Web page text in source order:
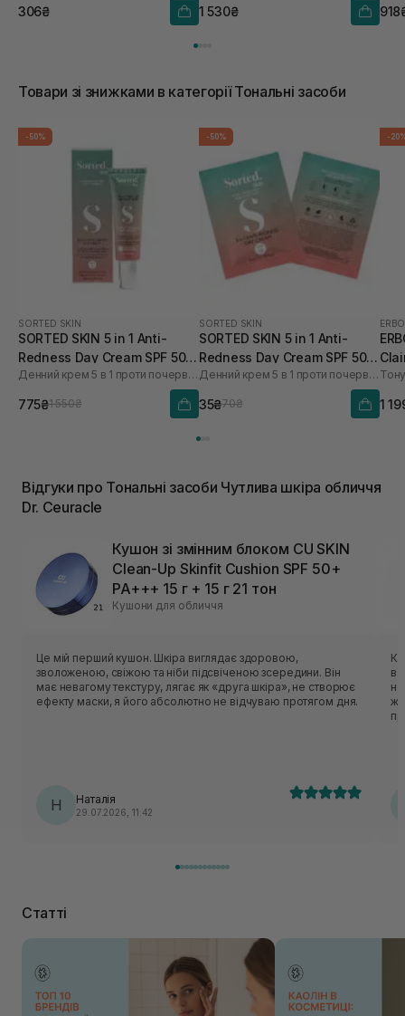
306₴ 1 530₴
Товари зі знижками в категорії Тональні засоби
-50%
SORTED SKIN
SORTED SKIN 5 in 1 Anti-
Redness Day Cream SPF 50
30 мл
Денний крем 5 в 1 проти почервоніння
775₴1 550₴
-50%
SORTED SKIN
SORTED SKIN 5 in 1 Anti-
Redness Day Cream SPF 50 2
мл
Денний крем 5 в 1 проти почервоніння
35₴70₴
-
1
Відгуки про Тональні засоби Чутлива шкіра обличчя
Dr. Ceuracle
Кушон зі змінним блоком CU SKIN
Clean-Up Skinfit Cushion SPF 50+
PA+++ 15 г + 15 г 21 тон
Кушони для обличчя
Це мій перший кушон. Шкіра виглядає здоровою,
зволоженою, свіжою та ніби підсвіченою зсередини. Він
має невагому текстуру, лягає як «друга шкіра», не створює
ефекту маски, я його абсолютно не відчуваю протягом дня.
Н Наталія
29.07.2026, 11:42
в
Статті